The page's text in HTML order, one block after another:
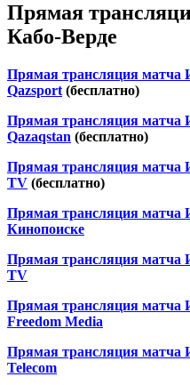
Прямая
Кабо-Верде
Прямая трансляция матча
Qazsport (бесплатно)
Прямая трансляция матча
Qazaqstan (бесплатно)
Прямая трансляция матча
TV (бесплатно)
Прямая трансляция матча
Кинопоиске
Прямая трансляция матча
TV
Прямая трансляция матча
Freedom Media
Прямая трансляция матча
Telecom